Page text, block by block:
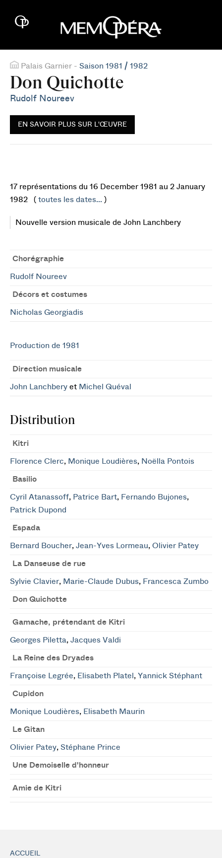
Palais Garnier - Saison 1981 / 1982
Don Quichotte
Rudolf Noureev
EN SAVOIR PLUS SUR L'ŒUVRE
17 représentations du 16 December 1981 au 2 January
1982 ( toutes les dates... )
Nouvelle version musicale de John Lanchbery
Chorégraphie
Rudolf Noureev
Décors et costumes
Nicholas Georgiadis
Production de 1981
Direction musicale
John Lanchbery et Michel Quéval
Distribution
Kitri
Florence Clerc, Monique Loudières, Noëlla Pontois
Basilio
Cyril Atanassoff, Patrice Bart, Fernando Bujones,
Patrick Dupond
Espada
Bernard Boucher, Jean-Yves Lormeau, Olivier Patey
La Danseuse de rue
Sylvie Clavier, Marie-Claude Dubus, Francesca Zumbo
Don Quichotte
Gamache, prétendant de Kitri
Georges Piletta, Jacques Valdi
La Reine des Dryades
Françoise Legrée, Elisabeth Platel , Yannick Stéphant
Cupidon
Monique Loudières, Elisabeth Maurin
Le Gitan
Olivier Patey, Stéphane Prince
Une Demoiselle d'honneur
Amie de Kitri
ACCUEIL